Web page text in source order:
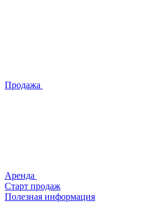
Продажа
Аренда
Старт продаж
Полезная информация